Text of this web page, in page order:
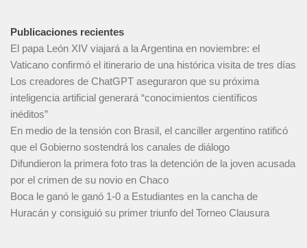
Publicaciones recientes
El papa León XIV viajará a la Argentina en noviembre: el
Vaticano confirmó el itinerario de una histórica visita de tres días
Los creadores de ChatGPT aseguraron que su próxima
inteligencia artificial generará “conocimientos científicos
inéditos”
En medio de la tensión con Brasil, el canciller argentino ratificó
que el Gobierno sostendrá los canales de diálogo
Difundieron la primera foto tras la detención de la joven acusada
por el crimen de su novio en Chaco
Boca le ganó le ganó 1-0 a Estudiantes en la cancha de
Huracán y consiguió su primer triunfo del Torneo Clausura